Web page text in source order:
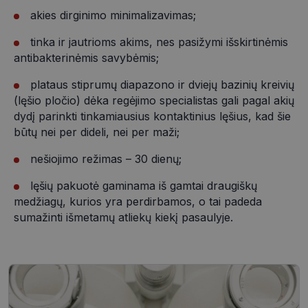
akies dirginimo minimalizavimas;
tinka ir jautrioms akims, nes pasižymi išskirtinėmis
antibakterinėmis savybėmis;
plataus stiprumų diapazono ir dviejų bazinių kreivių
(lęšio pločio) dėka regėjimo specialistas gali pagal akių
dydį parinkti tinkamiausius kontaktinius lęšius, kad šie
būtų nei per dideli, nei per maži;
nešiojimo režimas – 30 dienų;
lęšių pakuotė gaminama iš gamtai draugiškų
medžiagų, kurios yra perdirbamos, o tai padeda
sumažinti išmetamų atliekų kiekį pasaulyje.
Rinkodaros slapukai
Funkciniai slapukai
Neklasifikuoti slapukai
Šie slapukai yra būtini, kad galėtumėte naršyti
svetainės turinį bei naudotis jo funkcijomis. Šie
slapukai atpažįsta Jūsų įrenginį, tačiau neatskleidžia
Jūsų tapatybės, taip pat nerenka informacijos. Be šių
slapukų tinklalapis neveiks tinkamai. Šie slapukai
funkcijas, bet ne ilgiau kaip dvejus metus.
Pavadinimas
Teikėjas/Domenas
csrftoken
www.visionexpress.lt